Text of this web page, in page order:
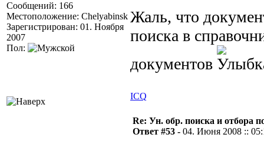
Сообщений: 166
Местоположение: Chelyabinsk
Зарегистрирован: 01. Ноября
2007
Пол:
Жаль, что
поиска в
документов
ICQ
Re: Ун. обр. поиска и отбора
Ответ #53 - 04. Июня 2008 ::